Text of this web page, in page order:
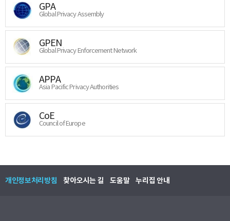
GPA
Global Privacy Assembly
GPEN
Global Privacy Enforcement Network
APPA
Asia Pacific Privacy Authorities
CoE
Council of Europe
개인정보처리방침 찾아오시는 길 도움말 누리집 안내